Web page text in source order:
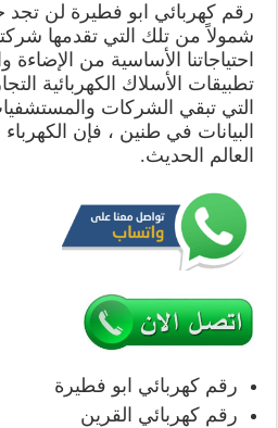
رقم كهربائي ابو فطيرة لن تجد
شمولاً من تلك التي تقدمها
احتياجاتنا الأساسية من الإضاءة
تطبيقات الأسلاك الكهربائية
التي تبقي الشركات
البيانات في طنين ، فإن
العالم الحديث.
رقم كهربائي ابو فطيرة
رقم كهربائي القرين